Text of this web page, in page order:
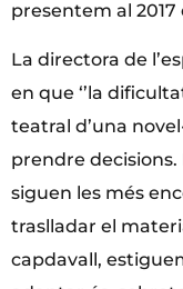
presentem al
La directora de
en que ‘’la
teatral d’una
prendre
siguen les més
traslladar el
capdavall,